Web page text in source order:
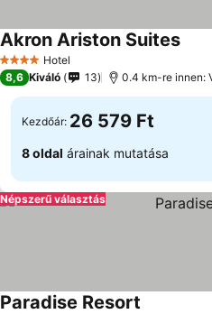
4 KategóriaHotel
Akron Ariston Suites
8,6 Kiváló 13 0.4 km-re innen:
Kezdőár: 26 579 Ft
8 oldal árainak mutatása
Népszerű választás
Paradise Resort